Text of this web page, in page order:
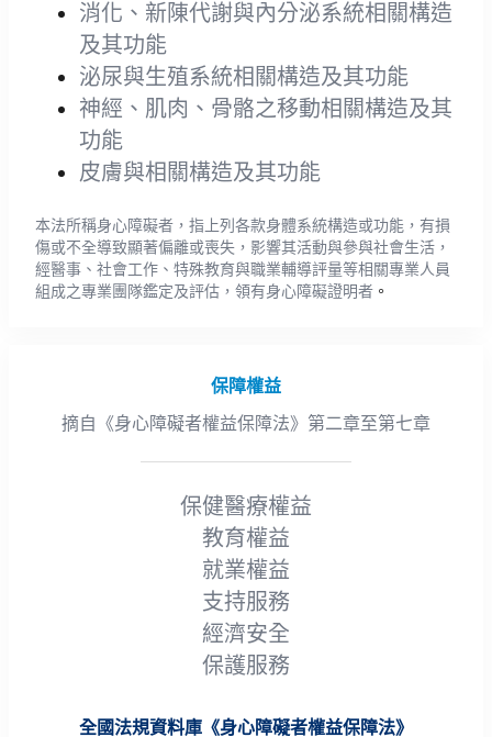
消化、新陳代謝與內分泌系統相關構造
及其功能
泌尿與生殖系統相關構造及其功能
神經、肌肉、骨骼之移動相關構造及其
功能
皮膚與相關構造及其功能
本法所稱身心障礙者，指上列各款身體系統構造或功能，有損
傷或不全導致顯著偏離或喪失，影響其活動與參與社會生活，
經醫事、社會工作、特殊教育與職業輔導評量等相關專業人員
組成之專業團隊鑑定及評估，領有身心障礙證明者 。
保障權益
摘自《身心障礙者權益保障法》第二章至第七章
保健醫療權益
教育權益
就業權益
支持服務
經濟安全
保護服務
全國法規資料庫《身心障礙者權益保障法》